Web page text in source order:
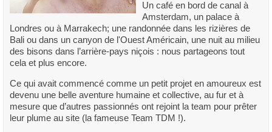
Un café en bord de canal à
Amsterdam, un palace à
Londres ou à Marrakech; une randonnée dans les rizières de
Bali ou dans un canyon de l'Ouest Américain, une nuit au milieu
des bisons dans l’arrière-pays niçois : nous partageons tout
cela et plus encore.
Ce qui avait commencé comme un petit projet en amoureux est
devenu une belle aventure humaine et collective, au fur et à
mesure que d’autres passionnés ont rejoint la team pour prêter
leur plume au site (la fameuse Team TDM !).